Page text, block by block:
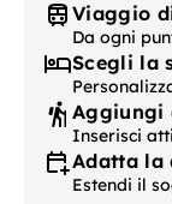
Viaggio
Da ogni
Scegli la
Aggiungi
Inserisci
Adatta la
Estendi il